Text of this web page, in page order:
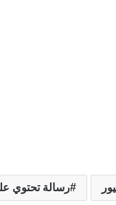
رسالة تحتوي